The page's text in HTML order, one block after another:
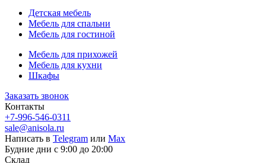
Детская мебель
Мебель для спальни
Мебель для гостиной
Мебель для прихожей
Мебель для кухни
Шкафы
Заказать звонок
Контакты
+7-996-546-0311
sale@anisola.ru
Написать в Telegram или Max
Будние дни с 9:00 до 20:00
Склад